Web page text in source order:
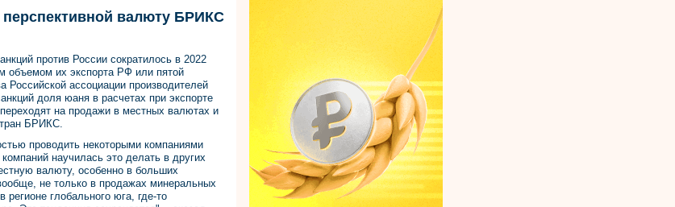
валюту БРИКС
против России сократилось в 2022
объемом их экспорта РФ или пятой
Российской ассоциации производителей
доля юаня в расчетах при экспорте
на продажи в местных валютах и
БРИКС.
проводить некоторыми компаниями
научилась это делать в других
валюту, особенно в больших
не только в продажах минеральных
глобального юга, где-то